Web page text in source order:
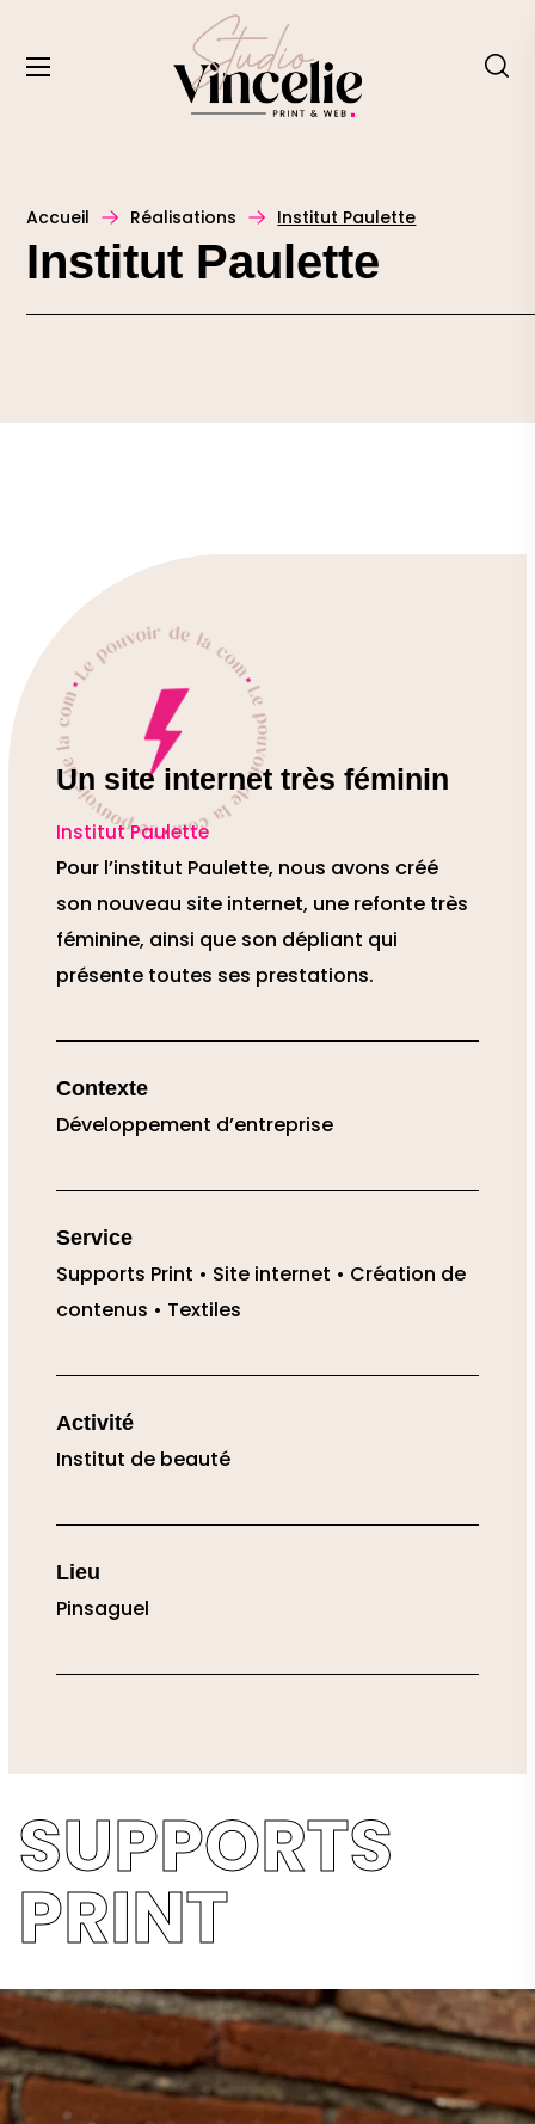
Accueil Réalisations Institut Paulette
Institut Paulette
Un site internet très féminin
Institut Paulette
Pour l’institut Paulette, nous avons créé
son nouveau site internet, une refonte très
féminine, ainsi que son dépliant qui
présente toutes ses prestations.
Contexte
Développement d’entreprise
Service
Supports Print • Site internet • Création de
contenus • Textiles
Activité
Institut de beauté
Lieu
Pinsaguel
SUPPORTS
PRINT